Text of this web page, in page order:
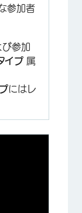
参加者
参加
イプ 属
にはレ